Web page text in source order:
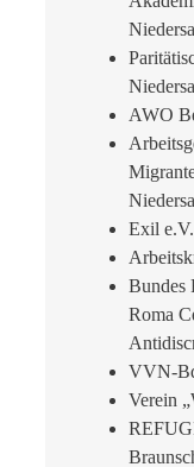
AWO
Exil
Bundes
Roma
VVN-
Verein